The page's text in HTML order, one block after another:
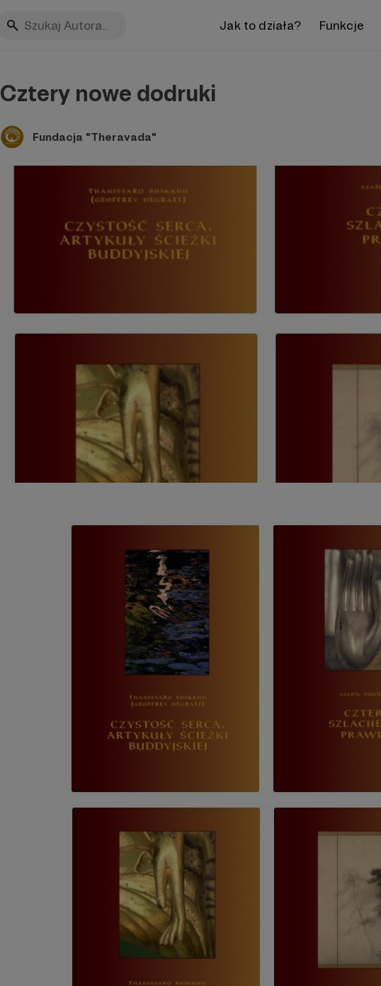
Jak to działa? Funkcje
Cztery nowe dodruki
Fundacja "Theravada"